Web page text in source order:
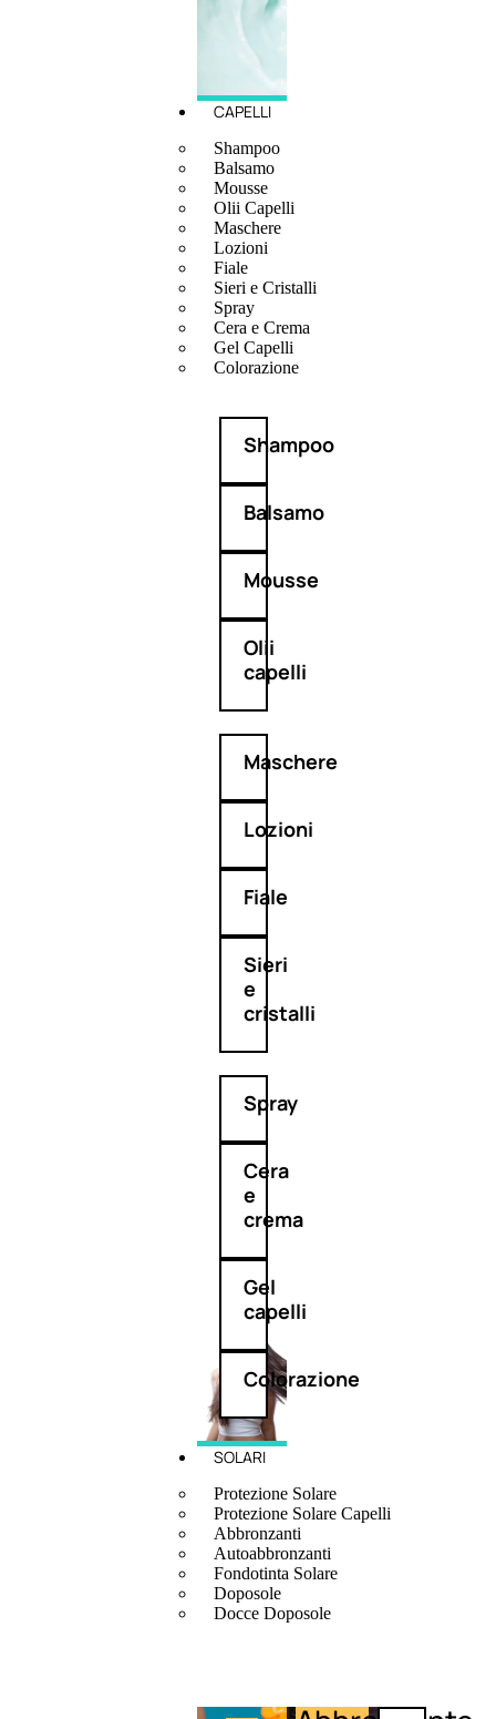
CAPELLI
Shampoo
Balsamo
Mousse
Olii Capelli
Maschere
Lozioni
Fiale
Sieri e Cristalli
Spray
Cera e Crema
Gel Capelli
Colorazione
Shampoo
Balsamo
Mousse
Olii
capelli
Maschere
Lozioni
Fiale
Sieri
e
cristalli
Spray
Cera
e
crema
Gel
capelli
Colorazione
SOLARI
Protezione Solare
Protezione Solare Capelli
Abbronzanti
Autoabbronzanti
Fondotinta Solare
Doposole
Docce Doposole